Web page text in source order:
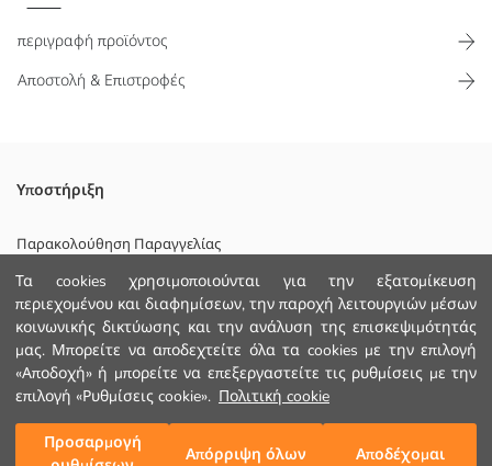
Τα cookies χρησιμοποιούνται για την εξατομίκευση
περιεχομένου και διαφημίσεων, την παροχή λειτουργιών μέσων
κοινωνικής δικτύωσης και την ανάλυση της επισκεψιμότητάς
μας. Μπορείτε να αποδεχτείτε όλα τα cookies με την επιλογή
«Αποδοχή» ή μπορείτε να επεξεργαστείτε τις ρυθμίσεις με την
επιλογή «Ρυθμίσεις cookie». Πολιτική cookie
Προσαρμογή
Απόρριψη όλων Αποδέχομαι
Προσθήκη στο καλάθι
περιγραφή προϊόντος
Αποστολή & Επιστροφές
Τα παντελόνια για γυναίκες έχουν ελαστική μέση και ίσιο πόδι
Υπάρχει λεπτομέρεια ραφής σε πλήρες μήκος στο μπροστινό μέρος
Κυριο Υφασμα:
Χώρα προέλευσης:
Πωλητής:
Υπο-μάρκα:
Εφαρμογή:
Υποστήριξη
Παρακολούθηση Παραγγελίας
Φόρμα Επικοινωνίας
+30 2102201080
ΒΟΗΘΕΙΑ
Συχνές Ερωτήσεις (FAQ)